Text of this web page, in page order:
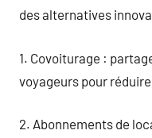
des alternatives
1. Covoiturage :
voyageurs pour
2. Abonnements de